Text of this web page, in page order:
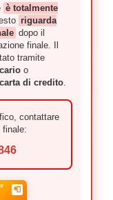
è totalmente
riguarda
dopo il
finale. Il
tramite
o
di credito.
contattare
finale:
📮